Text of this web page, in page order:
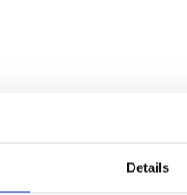
Details